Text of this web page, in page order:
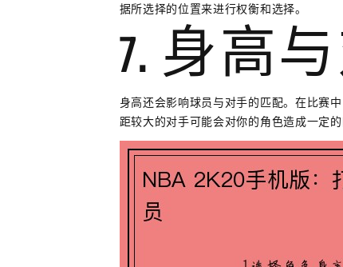
据所选择的位置来进行权衡和选择。
7. 身高
身高还会影响球员与对手的匹配。在比赛
距较大的对手可能会对你的角色造成一定